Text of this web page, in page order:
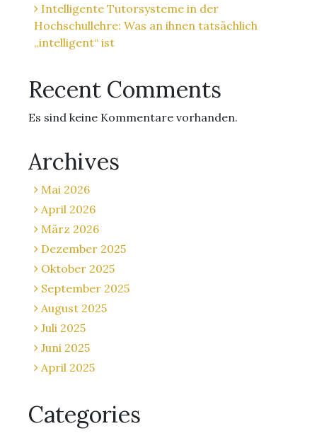
Intelligente Tutorsysteme in der
Hochschullehre: Was an ihnen tatsächlich
„intelligent“ ist
Recent Comments
Es sind keine Kommentare vorhanden.
Archives
Mai 2026
April 2026
März 2026
Dezember 2025
Oktober 2025
September 2025
August 2025
Juli 2025
Juni 2025
April 2025
Categories